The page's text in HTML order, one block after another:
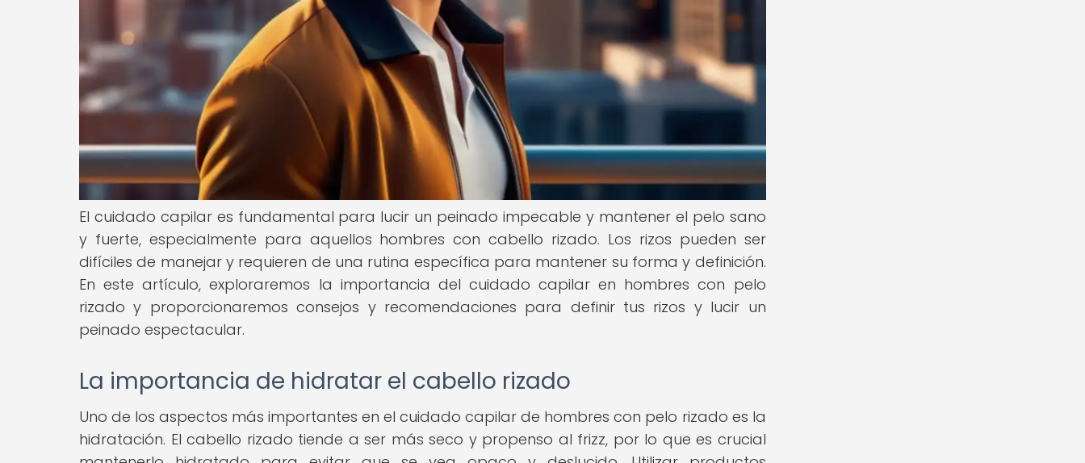
El cuidado capilar es fundamental para lucir un peinado impecable y mantener el pelo sano
y fuerte, especialmente para aquellos hombres con cabello rizado. Los rizos pueden ser
difíciles de manejar y requieren de una rutina específica para mantener su forma y definición.
En este artículo, exploraremos la importancia del cuidado capilar en hombres con pelo
rizado y proporcionaremos consejos y recomendaciones para definir tus rizos y lucir un
peinado espectacular.
La importancia de hidratar el cabello rizado
Uno de los aspectos más importantes en el cuidado capilar de hombres con pelo rizado es la
hidratación. El cabello rizado tiende a ser más seco y propenso al frizz, por lo que es crucial